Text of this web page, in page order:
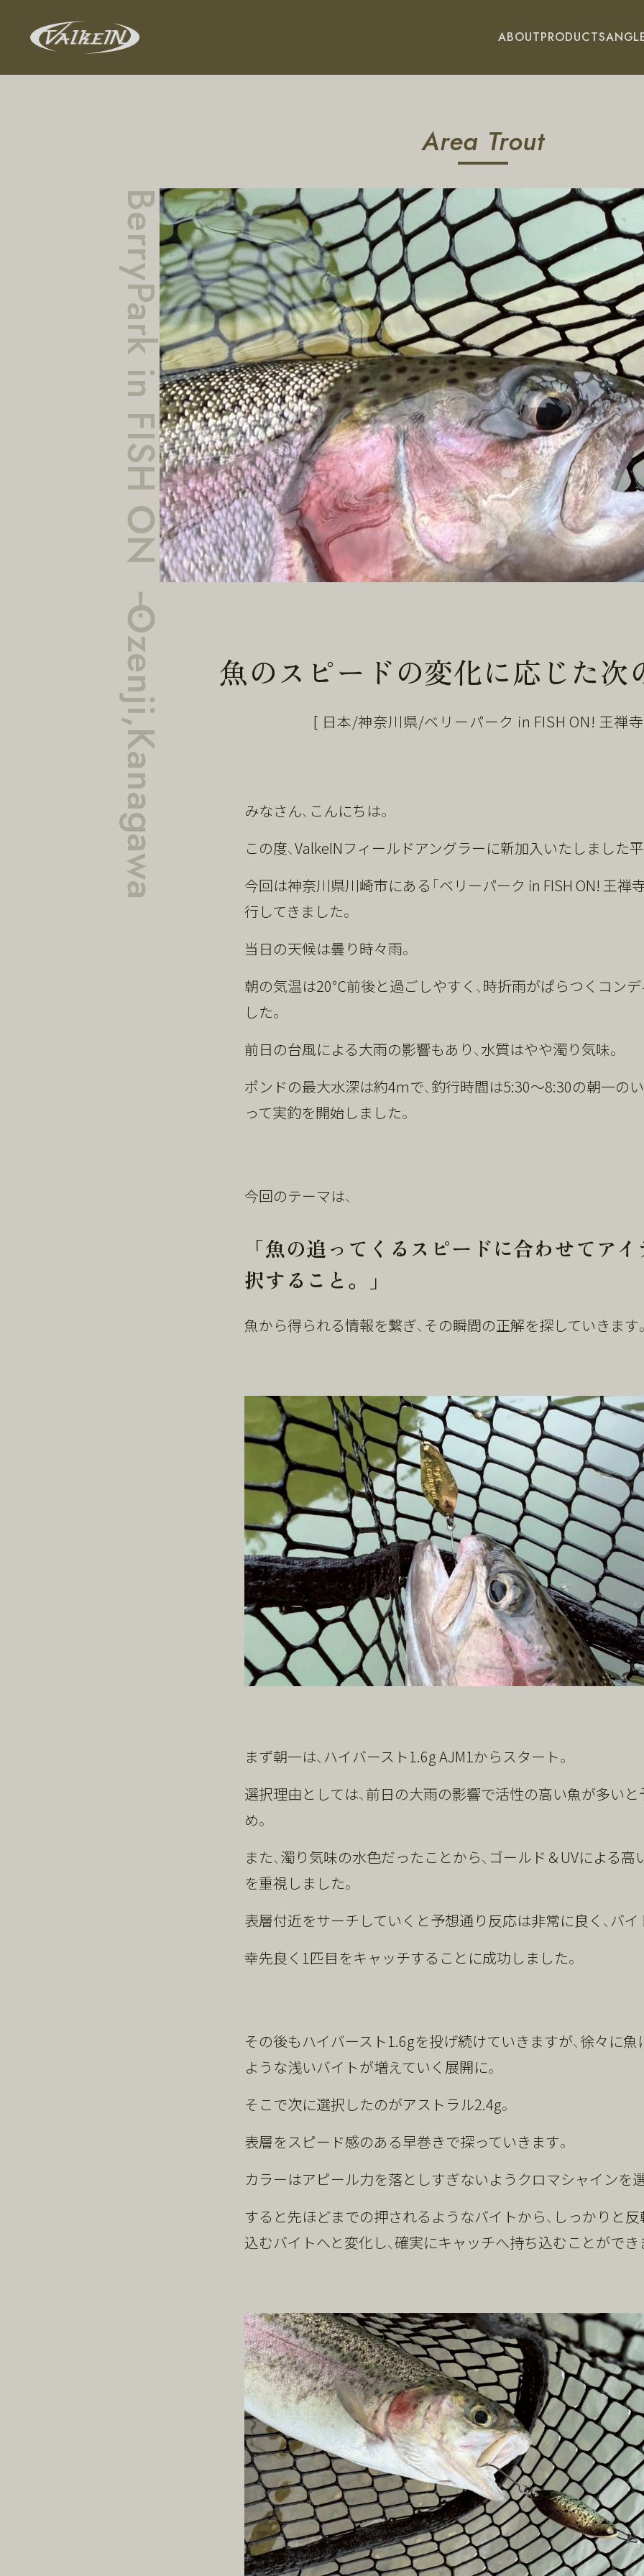
ABOUTPRODUCTS
Area Trout
BerryPark in FISH ON！Ozenji,Kanagawa 魚のスピードの変化に応じた次
[ 日本/神奈川県/ベリーパーク in FISH ON! 王禅
みなさん、こんにちは。
この度、ValkeINフィールドアングラーに新加入いたしました
今回は神奈川県川崎市にある「ベリーパーク in FISH ON! 王禅
行してきました。
当日の天候は曇り時々雨。
朝の気温は20℃前後と過ごしやすく、時折雨がぱらつくコン
した。
前日の台風による大雨の影響もあり、水質はやや濁り気味。
ポンドの最大水深は約4mで、釣行時間は5:30～8:30の朝一の
って実釣を開始しました。
今回のテーマは、
「魚の追ってくるスピードに合わせてア
択すること。」
魚から得られる情報を繋ぎ、その瞬間の正解を探していきます
まず朝一は、ハイバースト1.6g AJM1からスタート。
選択理由としては、前日の大雨の影響で活性の高い魚が多い
め。
また、濁り気味の水色だったことから、ゴールド＆UVによる
を重視しました。
表層付近をサーチしていくと予想通り反応は非常に良く、バイ
幸先良く1匹目をキャッチすることに成功しました。
その後もハイバースト1.6gを投げ続けていきますが、徐々に
ような浅いバイトが増えていく展開に。
そこで次に選択したのがアストラル2.4g。
表層をスピード感のある早巻きで探っていきます。
カラーはアピール力を落としすぎないようクロマシャインを
すると先ほどまでの押されるようなバイトから、しっかりと
込むバイトへと変化し、確実にキャッチへ持ち込むことができ